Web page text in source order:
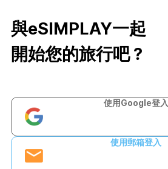
與eSIMPLAY一起
開始您的旅行吧？
使用Google登入
使用郵箱登入